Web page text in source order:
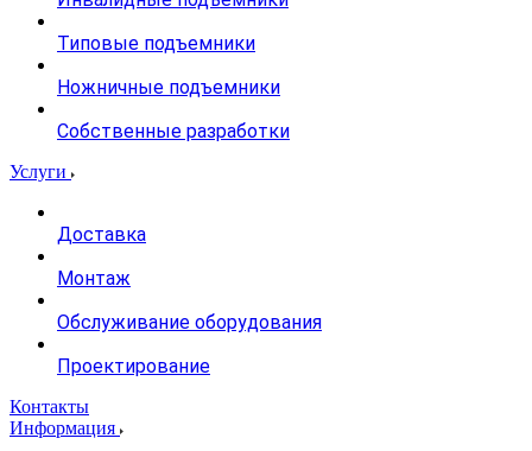
Типовые подъемники
Ножничные подъемники
Собственные разработки
Услуги
Доставка
Монтаж
Обслуживание оборудования
Проектирование
Контакты
Информация